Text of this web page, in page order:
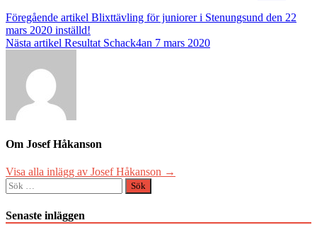
Inläggsnavigering
Föregående artikel Blixttävling för juniorer i Stenungsund den 22
mars 2020 inställd!
Nästa artikel Resultat Schack4an 7 mars 2020
Om Josef Håkanson
Visa alla inlägg av Josef Håkanson →
Sök
efter:
Senaste inläggen